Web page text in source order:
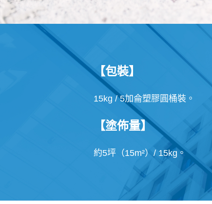
【包裝】
15kg / 5加侖塑膠圓桶裝。
【塗佈量】
約5坪（15m²）/ 15kg。